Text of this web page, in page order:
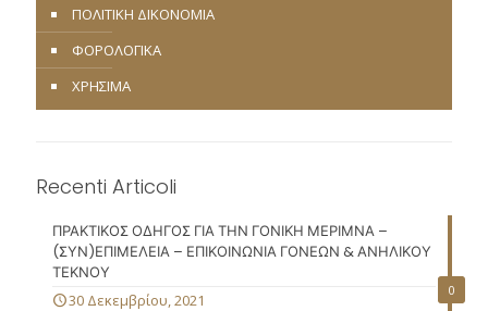
ΠΟΛΙΤΙΚΗ ΔΙΚΟΝΟΜΙΑ
ΦΟΡΟΛΟΓΙΚΑ
ΧΡΗΣΙΜΑ
Recenti Articoli
0
ΠΡΑΚΤΙΚΟΣ ΟΔΗΓΟΣ ΓΙΑ ΤΗΝ ΓΟΝΙΚΗ ΜΕΡΙΜΝΑ –
(ΣΥΝ)ΕΠΙΜΕΛΕΙΑ – ΕΠΙΚΟΙΝΩΝΙΑ ΓΟΝΕΩΝ & ΑΝΗΛΙΚΟΥ
ΤΕΚΝΟΥ
30 Δεκεμβρίου, 2021